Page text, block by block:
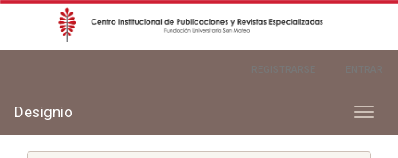
principal
Barra
lateral
Toggle
Designio